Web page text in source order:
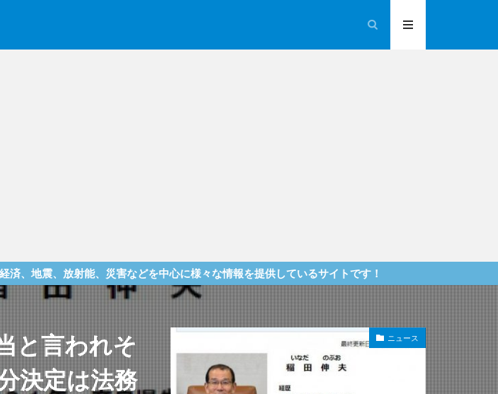
能、災害などを中心に様々な情報を提供しているサイトです！
と言われそ
決定は法務
ニュース